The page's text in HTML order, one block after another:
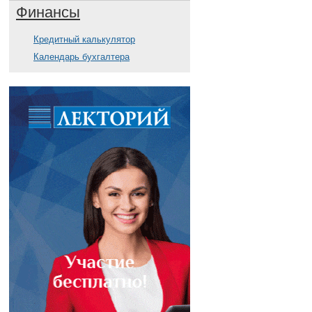
Финансы
Кредитный калькулятор
Календарь бухгалтера